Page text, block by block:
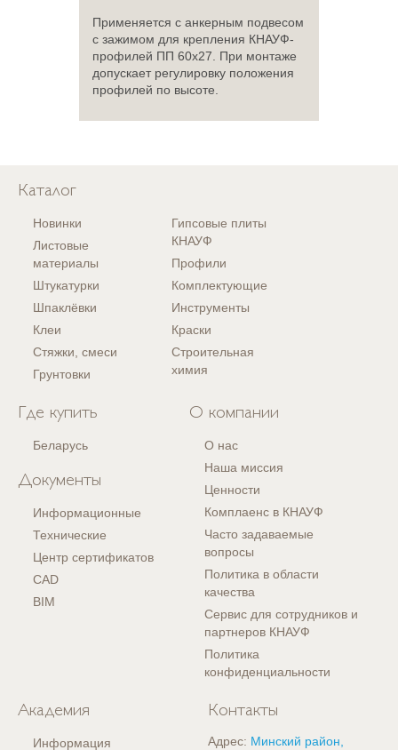
Применяется с анкерным подвесом
с зажимом для крепления КНАУФ-
профилей ПП 60х27. При монтаже
допускает регулировку положения
профилей по высоте.
Каталог
Новинки
Листовые
материалы
Штукатурки
Шпаклёвки
Клеи
Стяжки, смеси
Грунтовки
Гипсовые плиты
КНАУФ
Профили
Комплектующие
Инструменты
Краски
Строительная
химия
Где купить
Беларусь
Документы
Информационные
Технические
Центр сертификатов
CAD
BIM
О компании
О нас
Наша миссия
Ценности
Комплаенс в КНАУФ
Часто задаваемые
вопросы
Политика в области
качества
Сервис для сотрудников и
партнеров КНАУФ
Политика
конфиденциальности
Академия
Информация
Контакты
Адрес: Минский район,